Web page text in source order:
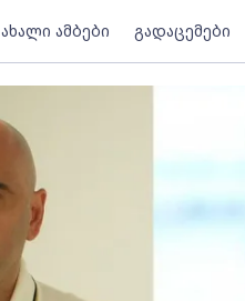
ახალი ამბები გადაცემები